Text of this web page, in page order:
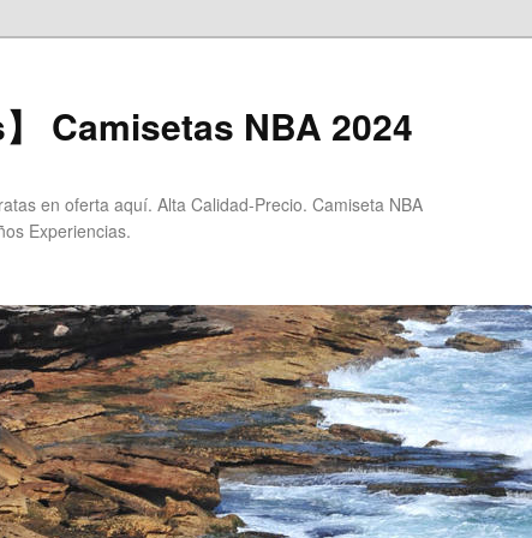
】 Camisetas NBA 2024
en oferta aquí. Alta Calidad-Precio. Camiseta NBA
Experiencias.